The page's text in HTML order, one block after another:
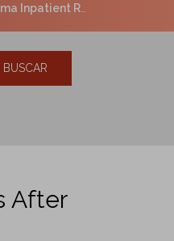
Rehabilitation.
BUSCAR
After